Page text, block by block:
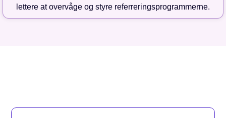
lettere at overvåge og styre referreringsprogrammerne.